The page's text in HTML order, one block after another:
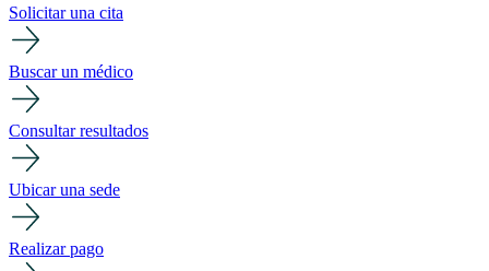
Solicitar una cita
Buscar un médico
Consultar resultados
Ubicar una sede
Realizar pago